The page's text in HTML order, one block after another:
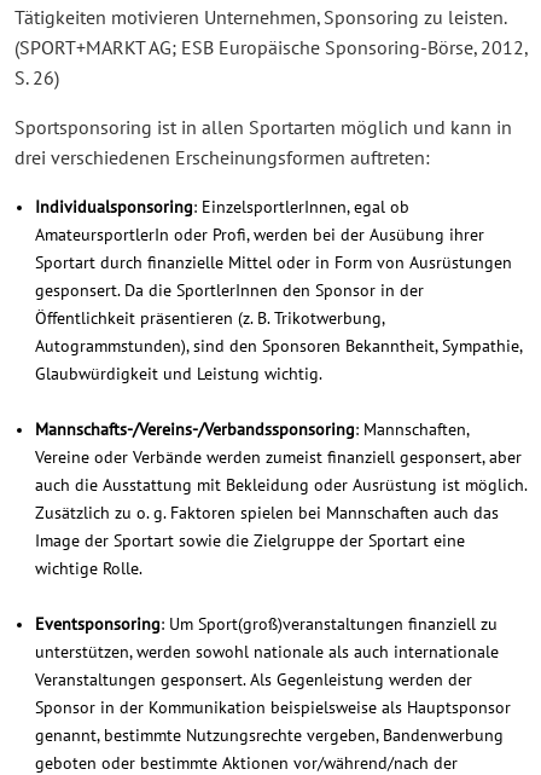
Tätigkeiten motivieren Unternehmen, Sponsoring zu leisten.
(SPORT+MARKT AG; ESB Europäische Sponsoring-Börse, 2012,
S. 26)
Sportsponsoring ist in allen Sportarten möglich und kann in
drei verschiedenen Erscheinungsformen auftreten:
Individualsponsoring: EinzelsportlerInnen, egal ob
AmateursportlerIn oder Profi, werden bei der Ausübung ihrer
Sportart durch finanzielle Mittel oder in Form von Ausrüstungen
gesponsert. Da die SportlerInnen den Sponsor in der
Öffentlichkeit präsentieren (z. B. Trikotwerbung,
Autogrammstunden), sind den Sponsoren Bekanntheit, Sympathie,
Glaubwürdigkeit und Leistung wichtig.
Mannschafts-/Vereins-/Verbandssponsoring: Mannschaften,
Vereine oder Verbände werden zumeist finanziell gesponsert, aber
auch die Ausstattung mit Bekleidung oder Ausrüstung ist möglich.
Zusätzlich zu o. g. Faktoren spielen bei Mannschaften auch das
Image der Sportart sowie die Zielgruppe der Sportart eine
wichtige Rolle.
Eventsponsoring: Um Sport(groß)veranstaltungen finanziell zu
unterstützen, werden sowohl nationale als auch internationale
Veranstaltungen gesponsert. Als Gegenleistung werden der
Sponsor in der Kommunikation beispielsweise als Hauptsponsor
genannt, bestimmte Nutzungsrechte vergeben, Bandenwerbung
geboten oder bestimmte Aktionen vor/während/nach der